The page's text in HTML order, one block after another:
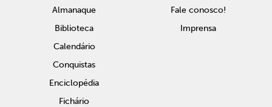
Almanaque
Biblioteca
Calendário
Conquistas
Enciclopédia
Fichário
Fale conosco!
Imprensa